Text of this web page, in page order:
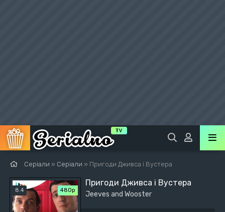
Серіали » Серіали » Пригоди Дживса і Вустера
8.4 480р
Пригоди Дживса і Вустера
Jeeves and Wooster